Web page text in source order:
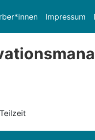
Impressum
Teilzeit